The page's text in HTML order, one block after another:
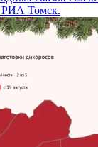
РИА Томск.